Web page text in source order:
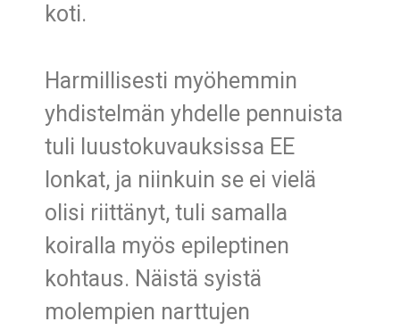
koti.
Harmillisesti myöhemmin
yhdistelmän yhdelle pennuista
tuli luustokuvauksissa EE
lonkat, ja niinkuin se ei vielä
olisi riittänyt, tuli samalla
koiralla myös epileptinen
kohtaus. Näistä syistä
molempien narttujen